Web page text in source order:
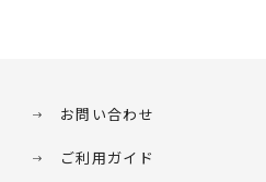
お問い合わせ
ご利用ガイド